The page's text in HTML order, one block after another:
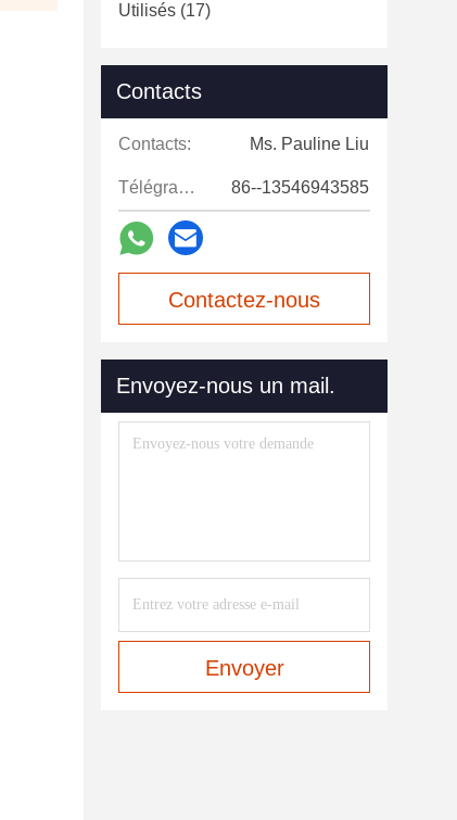
Utilisés (17)
Contacts
Contacts: Ms. Pauline Liu
Télégramme: 86--13546943585
Contactez-nous
Envoyez-nous un mail.
Envoyer